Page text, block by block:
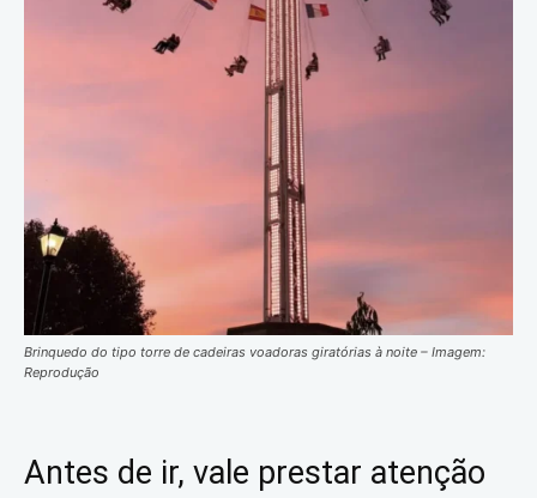
Brinquedo do tipo torre de cadeiras voadoras giratórias à noite – Imagem:
Reprodução
Antes de ir, vale prestar atenção